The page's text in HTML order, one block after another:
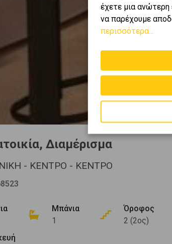
Διαμέρισμα
- ΚΕΝΤΡΟ - ΚΕΝΤΡΟ
Μπάνια
1
Όροφος
2 (2ος)
έχετε μια
να παρέχουμε
περισσότερα...